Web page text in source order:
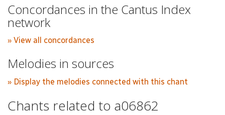
Concordances in the Cantus Index
network
» View all concordances
Melodies in sources
» Display the melodies connected with this chant
Chants related to a06862